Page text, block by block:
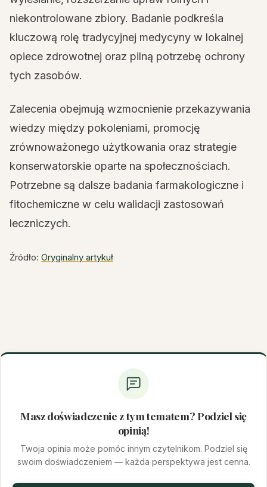
niekontrolowane zbiory. Badanie podkreśla
kluczową rolę tradycyjnej medycyny w lokalnej
opiece zdrowotnej oraz pilną potrzebę ochrony
tych zasobów.
Zalecenia obejmują wzmocnienie przekazywania
wiedzy między pokoleniami, promocję
zrównoważonego użytkowania oraz strategie
konserwatorskie oparte na społecznościach.
Potrzebne są dalsze badania farmakologiczne i
fitochemiczne w celu walidacji zastosowań
leczniczych.
Źródło: Oryginalny artykuł
Masz doświadczenie z tym tematem? Podziel się
opinią!
Twoja opinia może pomóc innym czytelnikom. Podziel się
swoim doświadczeniem — każda perspektywa jest cenna.